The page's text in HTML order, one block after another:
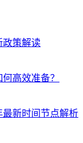
政策解读
高效准备？
最新时间节点解析